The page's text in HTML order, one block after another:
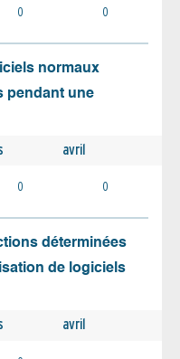
0 0
normaux
pendant une
avril
0 0
déterminées
de logiciels
avril